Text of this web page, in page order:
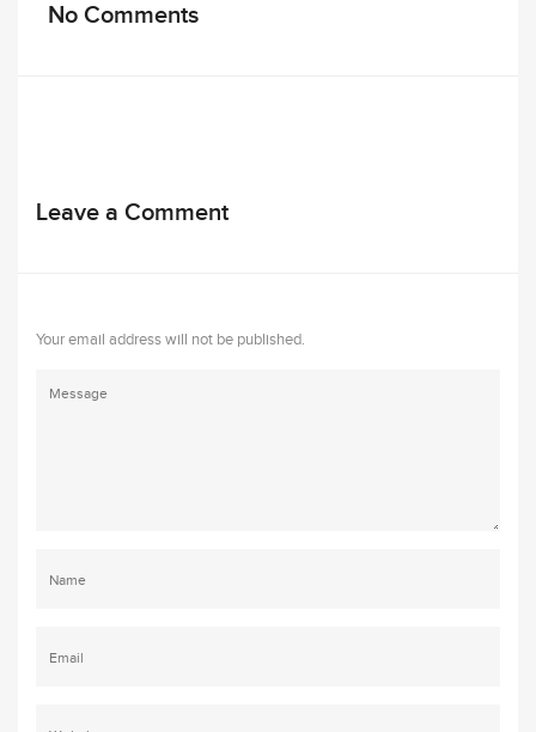
No Comments
Leave a Comment
Your email address will not be published.